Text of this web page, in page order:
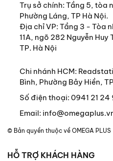
Trụ sở chính: Tầng 5, tòa
Phường Láng, TP Hà Nội.
Địa chỉ VP: Tầng 3 - Tòa
11A, ngõ 282 Nguyễn
TP. Hà Nội
Chi nhánh HCM:
Bình, Phường Bảy Hiền,
Số điện thoại: 0941 21 24
Email:
© Bản quyền thuộc về OMEGA PLUS
HỖ TRỢ KHÁCH HÀNG